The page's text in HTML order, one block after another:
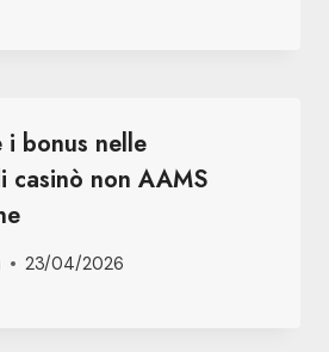
i bonus nelle
casinò non AAMS
23/04/2026